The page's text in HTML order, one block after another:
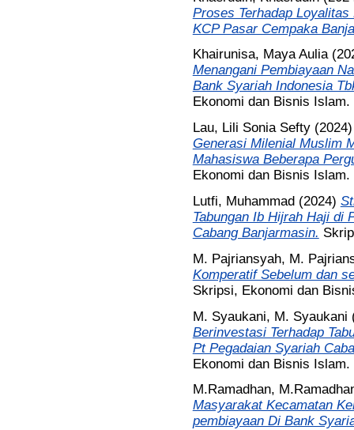
Proses Terhadap
KCP Pasar Cempaka
Khairunisa, Maya Aulia
Menangani Pembiayaan
Bank Syariah Indonesia
Ekonomi dan Bisnis Islam.
Lau, Lili Sonia Sefty
Generasi Milenial Muslim
Mahasiswa Beberapa
Ekonomi dan Bisnis Islam.
Lutfi, Muhammad(2024)
Tabungan Ib Hijrah Haji di
Cabang Banjarmasin.
M. Pajriansyah, M.
Komperatif Sebelum dan
Skripsi, Ekonomi dan
M. Syaukani, M. Syaukani
Berinvestasi Terhadap
Pt Pegadaian Syariah
Ekonomi dan Bisnis Islam.
M.Ramadhan,
Masyarakat Kecamatan
pembiayaan Di Bank